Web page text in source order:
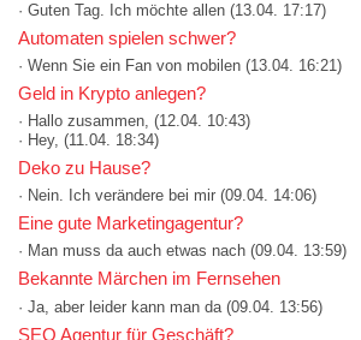
· Guten Tag. Ich möchte allen (13.04. 17:17)
Automaten spielen schwer?
· Wenn Sie ein Fan von mobilen (13.04. 16:21)
Geld in Krypto anlegen?
· Hallo zusammen, (12.04. 10:43)
· Hey, (11.04. 18:34)
Deko zu Hause?
· Nein. Ich verändere bei mir (09.04. 14:06)
Eine gute Marketingagentur?
· Man muss da auch etwas nach (09.04. 13:59)
Bekannte Märchen im Fernsehen
· Ja, aber leider kann man da (09.04. 13:56)
SEO Agentur für Geschäft?